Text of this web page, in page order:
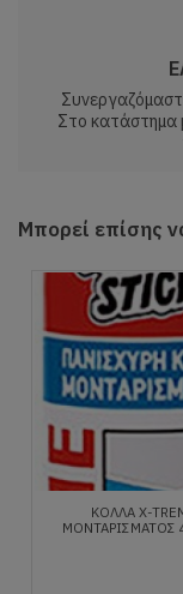
Στο κατάστημα
Μπορεί επίσης
ΚΌΛΛΑ X-
ΜΟΝΤΑΡΊΣΜΑΤΟΣ